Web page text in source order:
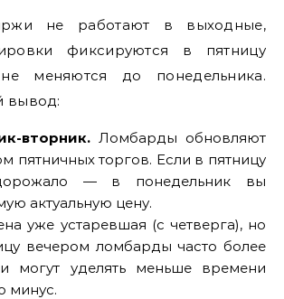
не работают в выходные,
фиксируются в пятницу
меняются до понедельника.
вывод:
вторник. Ломбарды обновляют
пятничных торгов. Если в пятницу
— в понедельник вы
актуальную цену.
уже устаревшая (с четверга), но
вечером ломбарды часто более
могут уделять меньше времени
минус.